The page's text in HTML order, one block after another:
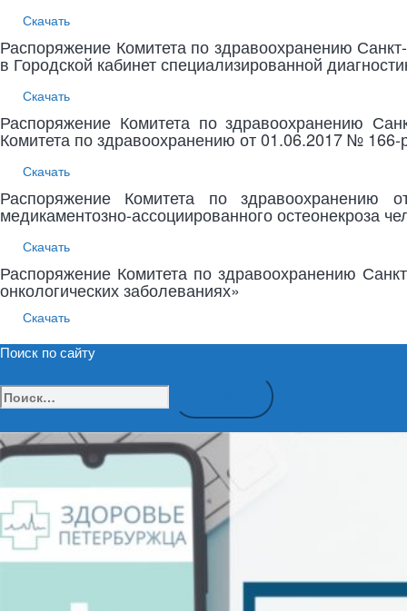
Скачать
Распоряжение Комитета по здравоохранению
в Городской кабинет специализированной
Скачать
Распоряжение Комитета по здравоохранению
Комитета по здравоохранению от 01.06.2017 № 166-
Скачать
Распоряжение Комитета по
медикаментозно-ассоциированного остеонекроза
Скачать
Распоряжение Комитета по здравоохранению
онкологических заболеваниях»
Скачать
Поиск по сайту
Найти: